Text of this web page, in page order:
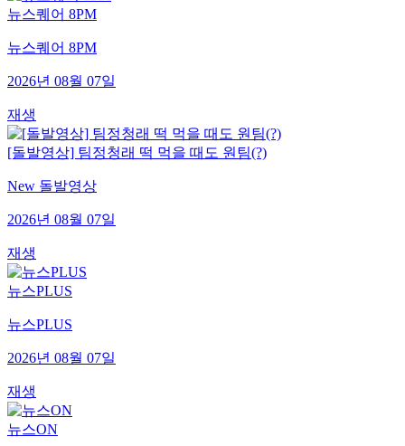
뉴스퀘어 8PM
뉴스퀘어 8PM
2026년 08월 07일
재생
[돌발영상] 팀정청래 떡 먹을 때도 원팀(?)
New 돌발영상
2026년 08월 07일
재생
뉴스PLUS
뉴스PLUS
2026년 08월 07일
재생
뉴스ON